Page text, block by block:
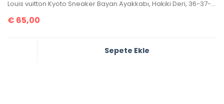
Louis vuitton Kyoto Sneaker Bayan Ayakkabı, Hakiki Deri, 36-37-38-39-40 Numaraları Mevcuttur.
€ 65,00
Sepete Ekle